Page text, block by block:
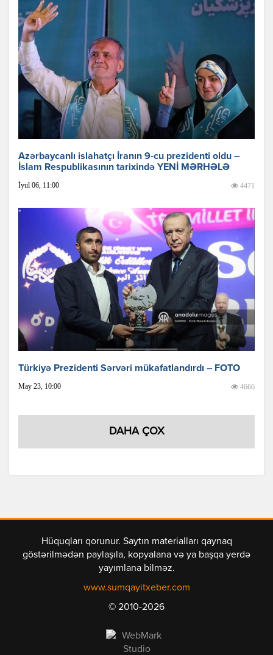
Azərbaycanlı islahatçı İranın 9-cu prezidenti oldu –
İslam Respublikasının tarixində YENİ MƏRHƏLƏ
İyul 06, 11:00 4471
Türkiyə Prezidenti Sərvəri mükafatlandırdı – FOTO
May 23, 10:00 4666
DAHA ÇOX
Hüquqları qorunur. Saytın materialları qaynaq
göstərilmədən paylaşıla, kopyalana və ya başqa yerdə
yayımlana bilməz.
www.sumqayitxeber.com
© 2010-2026